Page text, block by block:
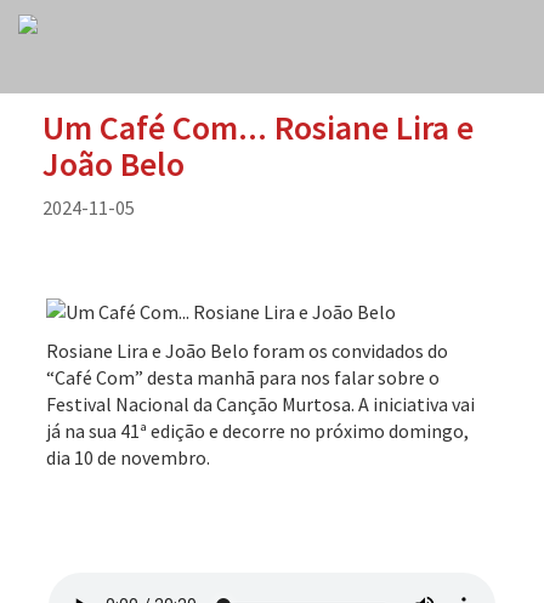
Um Café Com... Rosiane Lira e
João Belo
2024-11-05
Rosiane Lira e João Belo foram os convidados do
“Café Com” desta manhã para nos falar sobre o
Festival Nacional da Canção Murtosa. A iniciativa vai
já na sua 41ª edição e decorre no próximo domingo,
dia 10 de novembro.